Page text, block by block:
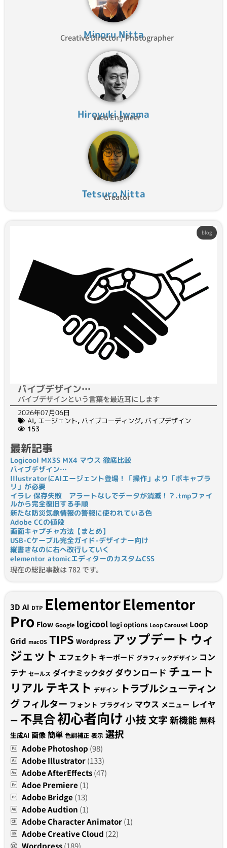
Minoru Nitta
Creative Director / Photographer
Hiroyuki Iwama
Web Engineer
Tetsuro Nitta
Creator
blog
バイブデザイン…
バイブデザインという言葉を最近耳にします
2026年07月06日
AI, エージェント, バイブコーディング, バイブデザイン
153
最新記事
Logicool MX3S MX4 マウス 徹底比較
バイブデザイン…
IllustratorにAIエージェント登場！「操作」より「ボキャブラ
リ」が必要
イラレ 保存失敗 アラートなしでデータが消滅！？.tmpファイ
ルから完全復旧する手順
新たな防災気象情報の警報に使われている色
Adobe CCの値段
画面キャプチャ方法【まとめ】
USB-Cケーブル完全ガイド-デザイナー向け
縦書きなのに右へ改行していく
elementor atomicエディターのカスタムCSS
現在の総記事数は 782 です。
3D AI DTP ElementorElementor
Pro Flow Google logicool logi options Loop Carousel Loop
Grid macOS TIPS Wordpress アップデート ウィ
ジェット エフェクト キーボード グラフィックデザイン コン
テナ セールス ダイナミックタグダウンロード チュート
リアルテキスト デザイン トラブルシューティン
グ フィルター フォント プラグイン マウス メニュー レイヤ
ー 不具合初心者向け小技文字新機能無料
生成AI 画像 簡単 色調補正 表示 選択
Adobe Photoshop (98)
Adobe Illustrator(133)
Adobe AfterEffects(47)
Adoe Premiere (1)
Adobe Bridge (13)
Adobe Audtion (1)
Adobe Character Animator(1)
Adobe Creative Cloud (22)
Wordpress(189)